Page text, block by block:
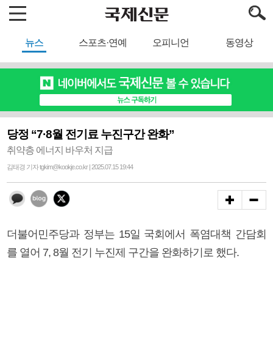
뉴스 스포츠·연예 오피니언 동영상
당정 “7·8월 전기료 누진구간 완화”
취약층 에너지 바우처 지급
김태경 기자 tgkim@kookje.co.kr | 2025.07.15 19:44
더불어민주당과 정부는 15일 국회에서 폭염대책 간담회
를 열어 7, 8월 전기 누진제 구간을 완화하기로 했다.